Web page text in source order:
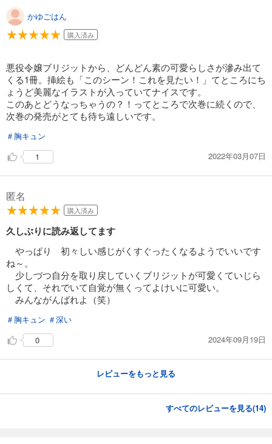
かゆごはん
購入済み
悪役令嬢ブリジットから、どんどん素の可愛らしさが滲み出て
くる1冊。挿絵も「このシーン！これを見たい！」てところにち
ょうど美麗なイラストが入っていてナイスです。
このあとどうなっちゃうの？！ってところで次巻に続くので、
次巻の発売がとても待ち遠しいです。
＃胸キュン
1
2022年03月07日
匿名
購入済み
久しぶりに読み返してます
やっぱり 初々しい感じがくすぐったくなるようでいいです
ね～。
少しづつ自分を取り戻していくブリジットが可愛くていじら
しくて、それでいて自覚が無くってよけいに可愛い。
みんながんばれよ（笑）
＃胸キュン ＃深い
0
2024年09月19日
レビューをもっと見る
すべてのレビューを見る(14)